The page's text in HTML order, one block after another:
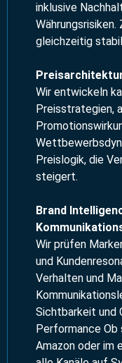
inklusive
gleichzeitig
Wir entwickeln
Preisstrategien,
Preislogik, die
steigert.
Brand
Wir prüfen
und
Verhalten und
Sichtbarkeit und
Performance
Amazon oder im